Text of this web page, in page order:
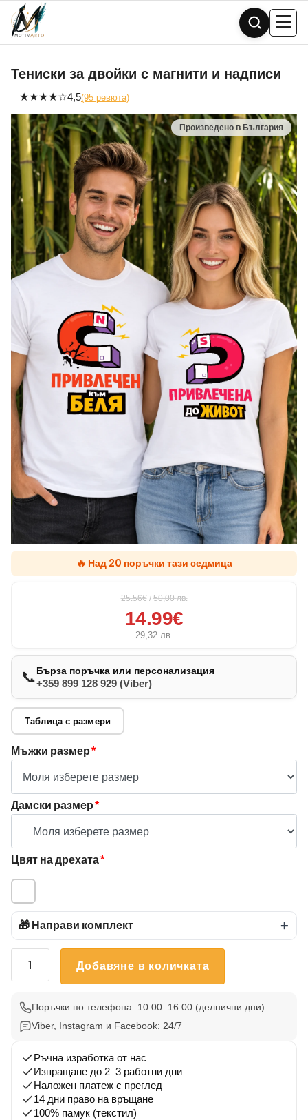
Skip
content
Тениски за двойки с магнити и надписи
★★★★☆4,5(95 ревюта)
🔥 Над 20 поръчки тази седмица
25.56€ / 50,00лв.
14.99€
29,32 лв.
📞Бърза поръчка или персонализация
+359 899 128 929 (Viber)
Таблица с размери
Мъжки размер*
Дамски размер*
Цвят на дрехата*
🎁 Направи комплект +
количество
за
двойки
магнити
надписи
Добавяне в количката
Поръчки по телефона: 10:00–16:00 (делнични дни)
Viber, Instagram и Facebook: 24/7
Ръчна изработка от нас
Изпращане до 2–3 работни дни
Наложен платеж с преглед
14 дни право на връщане
100% памук (текстил)